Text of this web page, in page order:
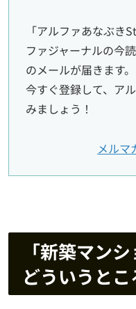
「アルファあなぶき
ファジャーナルの今
のメールが届きます。
今すぐ登録して、ア
みましょう！
メルマ
「新築マン
どういうとこ